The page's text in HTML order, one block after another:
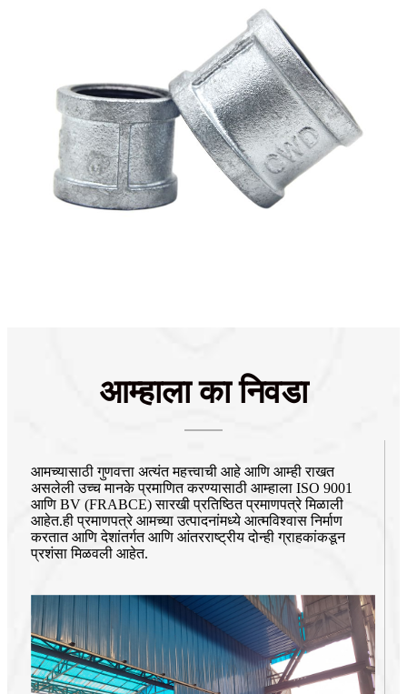
आम्हाला का निवडा
आमच्यासाठी गुणवत्ता अत्यंत महत्त्वाची आहे आणि आम्ही राखत
असलेली उच्च मानके प्रमाणित करण्यासाठी आम्हाला ISO 9001
आणि BV (FRABCE) सारखी प्रतिष्ठित प्रमाणपत्रे मिळाली
आहेत.ही प्रमाणपत्रे आमच्या उत्पादनांमध्ये आत्मविश्वास निर्माण
करतात आणि देशांतर्गत आणि आंतरराष्ट्रीय दोन्ही ग्राहकांकडून
प्रशंसा मिळवली आहेत.